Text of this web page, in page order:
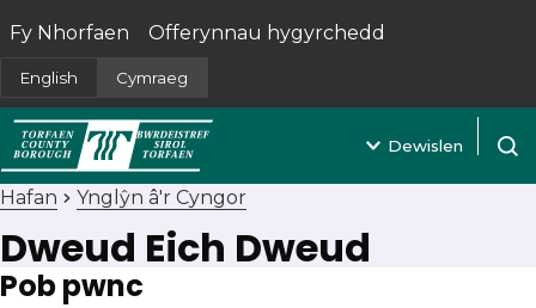
English Cymraeg
Fy Nhorfaen
(yn agor mewn tab newydd)
Offerynnau hygyrchedd
Dewislen
Hafan Ynglŷn â'r Cyngor
Dweud Eich Dweud
Pob pwnc